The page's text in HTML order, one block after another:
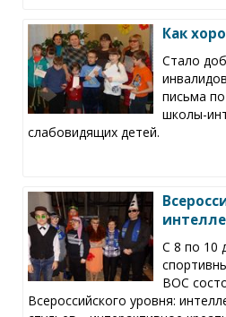
Как
Стало
письма
школы-
слабовидящих детей.
С 8 по 10
ВОС
Всероссийского уровня: